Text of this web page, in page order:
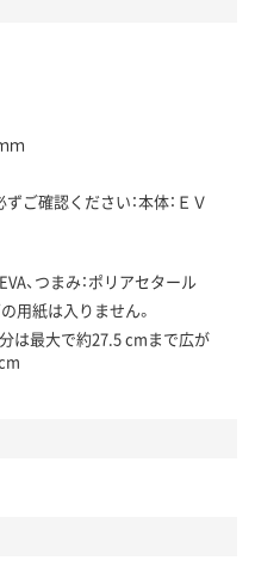
ｍ
確認ください：本体：ＥＶ
、つまみ：ポリアセタール
用紙は入りません。
は最大で約27.5 cmまで広が